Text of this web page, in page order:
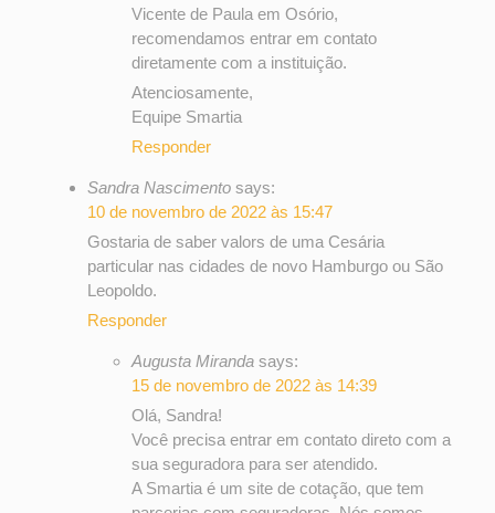
Vicente de Paula em Osório,
recomendamos entrar em contato
diretamente com a instituição.
Atenciosamente,
Equipe Smartia
Responder
Sandra Nascimento says:
10 de novembro de 2022 às 15:47
Gostaria de saber valors de uma Cesária
particular nas cidades de novo Hamburgo ou São
Leopoldo.
Responder
Augusta Miranda says:
15 de novembro de 2022 às 14:39
Olá, Sandra!
Você precisa entrar em contato direto com a
sua seguradora para ser atendido.
A Smartia é um site de cotação, que tem